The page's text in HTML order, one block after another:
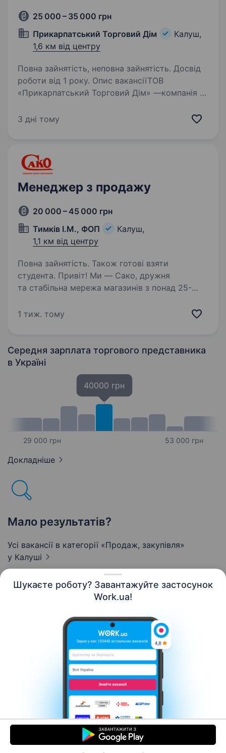
Шукаєте роботу? Завантажуйте застосунок
Work.ua!
25 000 – 35 000 грн
Прикарпатський Торговий Дім
Калуш,
1,6 км від центру
Повна зайнятість, неповна зайнятість. Досвід
роботи від 1 року. Опис вакансіїТОВ
«Прикарпатський Торговий Дім» —компанія —
на ринку. Найбільша дистрибуційна компанія
3 дні тому
Менеджер з продажу
20 000 – 45 000 грн
Тимків І.М., ФОП
Калуш,
1,1 км від центру
Повна зайнятість. Також готові взяти
студента. Привіт! Ми — Сако, дружня
та стабільна мережа магазинів з понад 25-
радість і унікальні емоції через якісний друк
1 тиж. тому
Середня зарплата торгового представника
в Україні
29 000 грн
40000 грн
53 000 грн
Докладніше
Мало результатів?
Усі вакансії в категорії «Продаж, закупівля»
у Калуші
Контакти Про нас
Кар’єра
Допомога Умови використання